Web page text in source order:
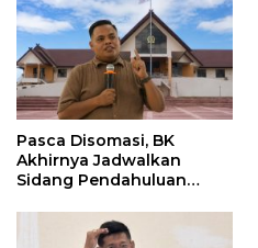
Pasca Disomasi, BK
Akhirnya Jadwalkan
Sidang Pendahuluan